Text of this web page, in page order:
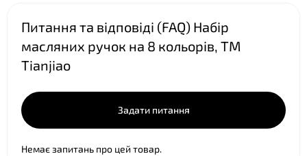
Питання та відповіді (FAQ) Набір
масляних ручок на 8 кольорів, ТМ
Tianjiao
Задати питання
Немає запитань про цей товар.